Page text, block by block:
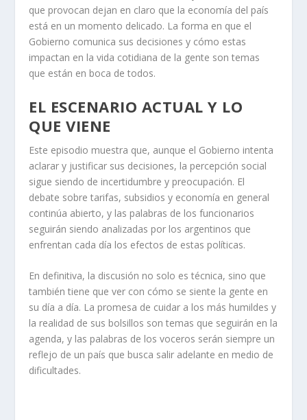
que provocan dejan en claro que la economía del país
está en un momento delicado. La forma en que el
Gobierno comunica sus decisiones y cómo estas
impactan en la vida cotidiana de la gente son temas
que están en boca de todos.
EL ESCENARIO ACTUAL Y LO
QUE VIENE
Este episodio muestra que, aunque el Gobierno intenta
aclarar y justificar sus decisiones, la percepción social
sigue siendo de incertidumbre y preocupación. El
debate sobre tarifas, subsidios y economía en general
continúa abierto, y las palabras de los funcionarios
seguirán siendo analizadas por los argentinos que
enfrentan cada día los efectos de estas políticas.
En definitiva, la discusión no solo es técnica, sino que
también tiene que ver con cómo se siente la gente en
su día a día. La promesa de cuidar a los más humildes y
la realidad de sus bolsillos son temas que seguirán en la
agenda, y las palabras de los voceros serán siempre un
reflejo de un país que busca salir adelante en medio de
dificultades.